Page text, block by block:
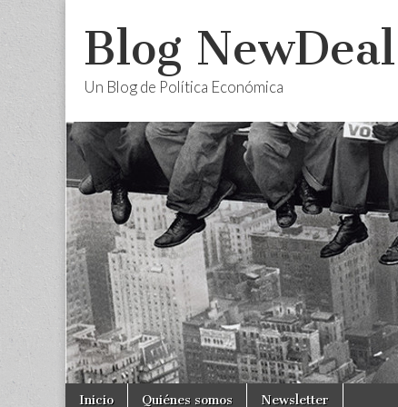
Blog NewDeal
Un Blog de Política Económica
Main
Skip
Inicio Quiénes somos Newsletter